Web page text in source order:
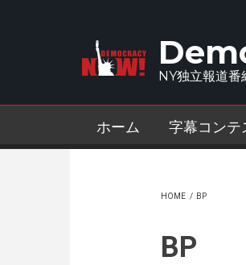
NY独立報道番
ホーム 字幕コンテ
HOME / BP
BP